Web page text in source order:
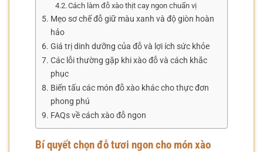
Cách làm đỗ xào thịt cay ngon chuẩn vị
Mẹo sơ chế đỗ giữ màu xanh và độ giòn hoàn
hảo
Giá trị dinh dưỡng của đỗ và lợi ích sức khỏe
Các lỗi thường gặp khi xào đỗ và cách khắc
phục
Biến tấu các món đỗ xào khác cho thực đơn
phong phú
FAQs về cách xào đỗ ngon
Bí quyết chọn đỗ tươi ngon cho món xào